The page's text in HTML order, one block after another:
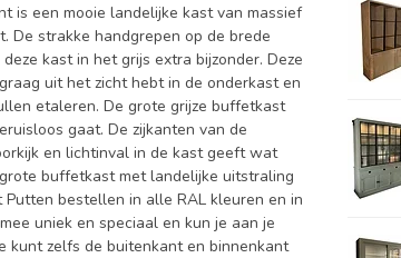
is een mooie landelijke kast van massief
De strakke handgrepen op de brede
kast in het grijs extra bijzonder. Deze
uit het zicht hebt in de onderkast en
etaleren. De grote grijze buffetkast
gaat. De zijkanten van de
en lichtinval in de kast geeft wat
buffetkast met landelijke uitstraling
bestellen in alle RAL kleuren en in
uniek en speciaal en kun je aan je
kunt zelfs de buitenkant en binnenkant